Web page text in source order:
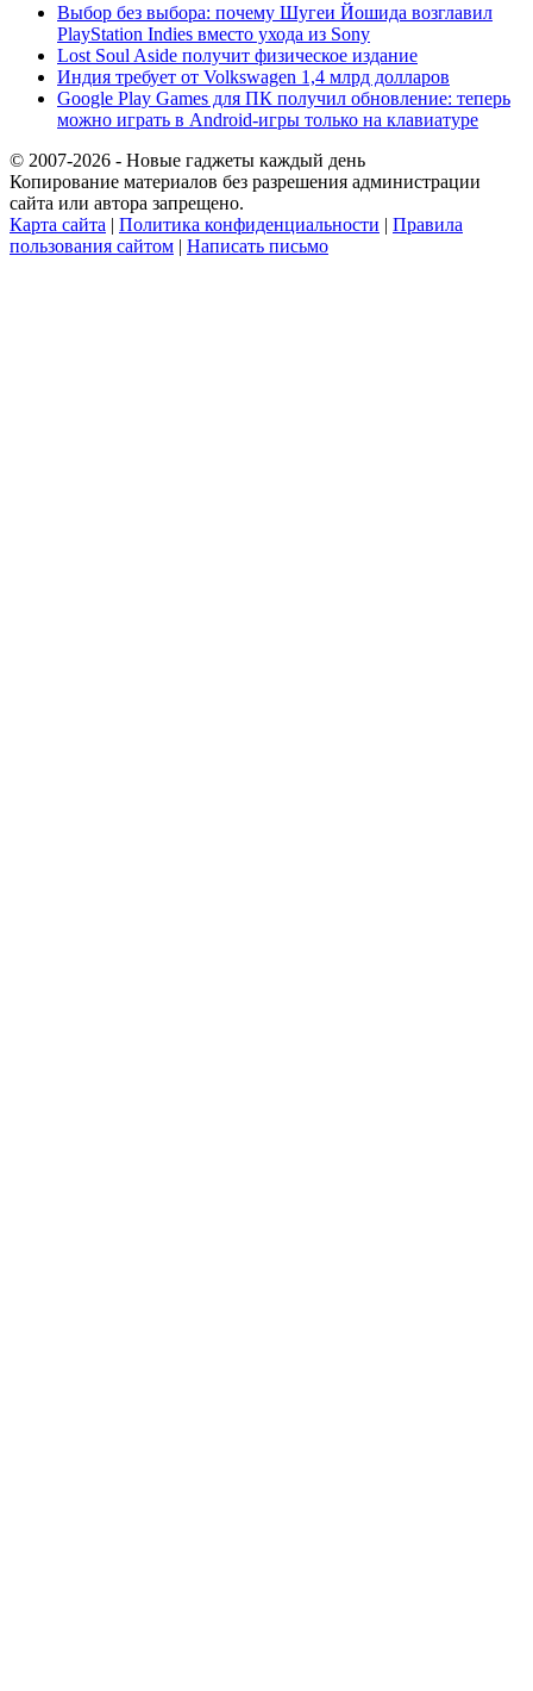
Выбор без выбора: почему Шугеи Йошида возглавил
PlayStation Indies вместо ухода из Sony
Lost Soul Aside получит физическое издание
Индия требует от Volkswagen 1,4 млрд долларов
Google Play Games для ПК получил обновление: теперь
можно играть в Android-игры только на клавиатуре
© 2007-2026 - Новые гаджеты каждый день
Копирование материалов без разрешения администрации
сайта или автора запрещено.
Карта сайта | Политика конфиденциальности | Правила
пользования сайтом | Написать письмо